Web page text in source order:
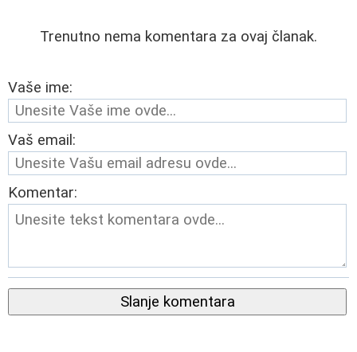
Trenutno nema komentara za ovaj članak.
Vaše ime:
Vaš email:
Komentar:
Slanje komentara